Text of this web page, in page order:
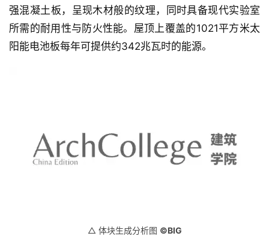
强混凝土板，呈现木材般的纹理，同时具备现代实验室
所需的耐用性与防火性能。屋顶上覆盖的1021平方米太
阳能电池板每年可提供约342兆瓦时的能源。
△ 体块生成分析图 ©BIG